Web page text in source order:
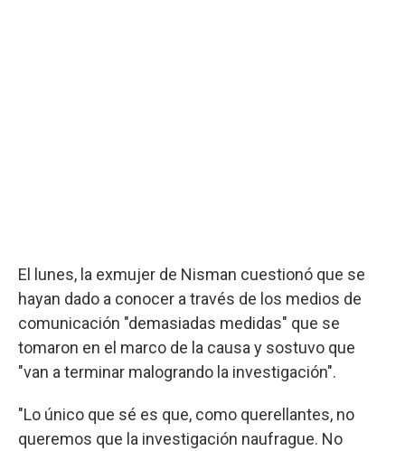
El lunes, la exmujer de Nisman cuestionó que se
hayan dado a conocer a través de los medios de
comunicación "demasiadas medidas" que se
tomaron en el marco de la causa y sostuvo que
"van a terminar malogrando la investigación".
"Lo único que sé es que, como querellantes, no
queremos que la investigación naufrague. No